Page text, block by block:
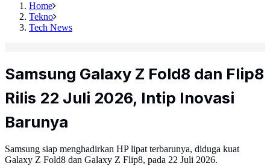
Home
Tekno
Tech News
Samsung Galaxy Z Fold8 dan Flip8
Rilis 22 Juli 2026, Intip Inovasi
Barunya
Samsung siap menghadirkan HP lipat terbarunya, diduga kuat
Galaxy Z Fold8 dan Galaxy Z Flip8, pada 22 Juli 2026.